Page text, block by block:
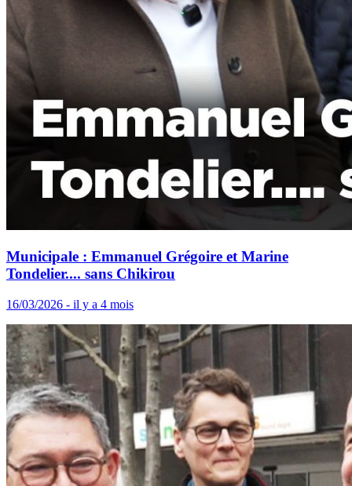
Municipale : Emmanuel Grégoire et Marine
Tondelier.... sans Chikirou
16/03/2026 - il y a 4 mois